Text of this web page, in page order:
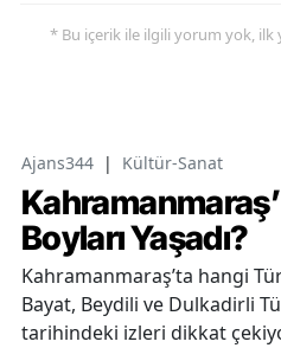
* Bu içerik ile ilgili yorum yok, ilk
Ajans344 | Kültür-Sanat
Boyları Yaşadı?
Kahramanmaraş’ta hangi
Bayat, Beydili ve Dulkadirli
tarihindeki izleri dikkat